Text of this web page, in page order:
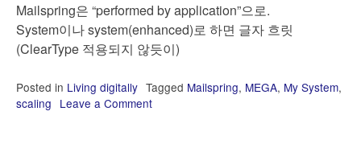
Mailspring은 “performed by application”으로.
System이나 system(enhanced)로 하면 글자 흐릿
(ClearType 적용되지 않듯이)
Posted in Living digitally Tagged Mailspring, MEGA, My System,
scaling Leave a Comment